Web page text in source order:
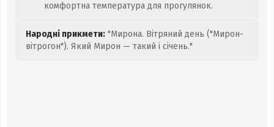
комфортна температура для прогулянок.
Народні прикмети: "Мирона. Вітряний день ("Мирон-
вітрогон"). Який Мирон — такий і січень."